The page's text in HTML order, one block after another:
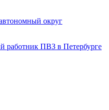
округ
работник ПВЗ в Петербурге